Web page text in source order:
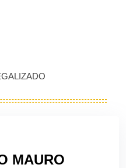
MAURO